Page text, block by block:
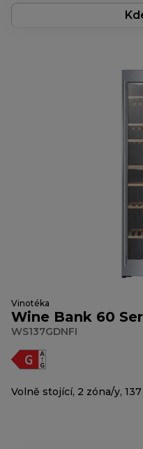
Vinotéka
Wine Bank 60
WS137GDNFI
Volně stojící, 2 zóna/y,